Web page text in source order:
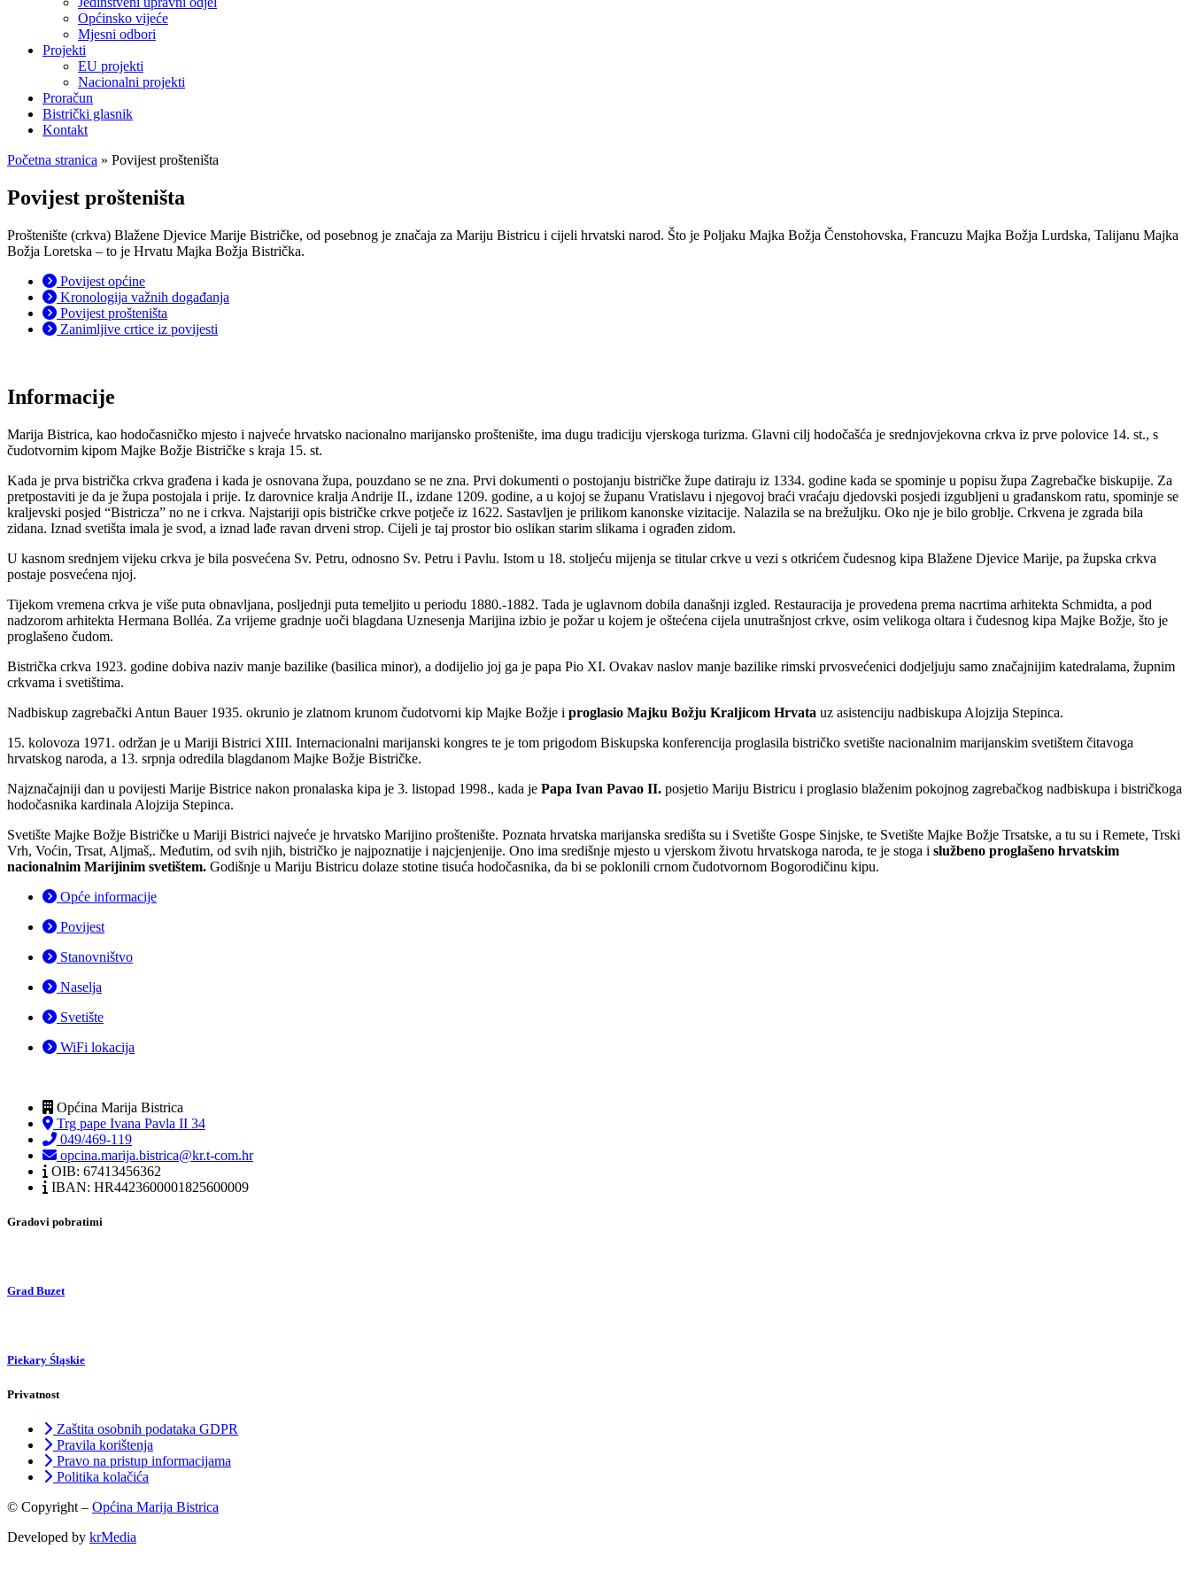
Općinsko vijeće
Mjesni odbori
Projekti
EU projekti
Nacionalni projekti
Proračun
Bistrički glasnik
Kontakt
Početna stranica » Povijest prošteništa
Povijest prošteništa
Proštenište (crkva) Blažene Djevice Marije Bistričke, od posebnog je značaja za Mariju Bistricu i cijeli hrvatski narod. Što je Poljaku Majka Božja Čenstohovska, Francuzu Majka Božja Lurdska, Talijanu Majka
Božja Lo­retska – to je Hrvatu Majka Božja Bistrička.
Povijest općine
Kronologija važnih događanja
Povijest prošteništa
Zanimljive crtice iz povijesti
Informacije
Marija Bistrica, kao hodoča­sničko mjesto i najveće hrvatsko nacionalno marijansko proštenište, ima dugu tradiciju vjerskoga turizma. Glav­ni cilj hodočašća je srednjovjekovna crkva iz prve po­lovice 14. st., s
čudotvornim kipom Majke Božje Bistričke s kraja 15. st.
Kada je prva bistrička crkva građena i kada je osnovana župa, pouzda­no se ne zna. Prvi dokumenti o postojanju bistričke župe datiraju iz 1334. godine kada se spominje u popisu župa Zagrebačke biskupije. Za
pretpo­staviti je da je župa postojala i prije. Iz darovnice kralja Andrije II., izdane 1209. godine, a u kojoj se županu Vratislavu i njegovoj braći vraćaju dje­dovski posjedi izgubljeni u građanskom ratu, spominje se
kraljevski posjed “Bistricza” no ne i crkva. Najstariji opis bistričke crkve potječe iz 1622. Sastavljen je prilikom ka­nonske vizitacije. Nalazila se na brežuljku. Oko nje je bilo groblje. Crkvena je zgrada bila
zidana. Iznad svetišta imala je svod, a iznad lađe ravan drveni strop. Cijeli je taj prostor bio oslikan starim slikama i ograđen zidom.
U kasnom srednjem vijeku crkva je bila posvećena Sv. Petru, odnosno Sv. Petru i Pavlu. Istom u 18. stoljeću mijenja se titular crkve u vezi s otkri­ćem čudesnog kipa Blažene Djevice Marije, pa župska crkva
postaje posve­ćena njoj.
Tijekom vremena crkva je više puta obnavljana, posljednji puta teme­ljito u periodu 1880.-1882. Tada je uglavnom dobila današnji izgled. Restauracija je provedena prema nacrtima arhitekta Schmidta, a pod
nadzorom arhitekta Hermana Bolléa. Za vrijeme gradnje uoči blagdana Uznesenja Marijina izbio je požar u kojem je oštećena cijela unutrašnjost crkve, osim velikoga oltara i čudesnog kipa Majke Božje, što je
proglašeno čudom.
Bistrička crkva 1923. godine dobiva naziv manje bazilike (basilica minor), a dodijelio joj ga je papa Pio XI. Ovakav naslov manje bazilike rimski prvosvećenici dodjeljuju samo značajnijim katedra­lama, župnim
crkvama i svetištima.
Nadbiskup zagrebački Antun Bauer 1935. okrunio je zlatnom krunom čudotvorni kip Majke Božje i proglasio Majku Božju Kraljicom Hrvata uz asistenciju nadbiskupa Alojzija Stepinca.
15. kolovoza 1971. održan je u Mariji Bistrici XIII. Internacionalni marijanski kongres te je tom prigodom Biskupska konferencija proglasila bistričko svetište nacionalnim marijanskim svetištem čitavoga
hrvatskog naroda, a 13. srpnja odredi­la blagdanom Majke Božje Bistričke.
Najznačajniji dan u povijesti Marije Bistrice nakon pronalaska kipa je 3. listopad 1998., kada je Papa Ivan Pavao II. posjetio Mariju Bistricu i proglasio blaženim pokoj­nog zagrebačkog nadbiskupa i bistričkoga
hodočasnika kardinala Alojzija Stepinca.
Svetište Majke Božje Bistričke u Mariji Bistrici najveće je hrvatsko Ma­rijino proštenište. Poznata hrvatska marijanska središta su i Svetište Gospe Sinjske, te Svetište Majke Božje Trsatske, a tu su i Remete, Trski
Vrh, Voćin, Trsat, Aljmaš,. Međutim, od svih njih, bistričko je najpoznatije i najcjenjenije. Ono ima središ­nje mjesto u vjerskom životu hrvatskoga naroda, te je stoga i službeno pro­glašeno hrvatskim
nacionalnim Marijinim svetištem. Godišnje u Mariju Bistricu dolaze stotine tisuća hodočasnika, da bi se poklonili crnom čudotvornom Bogorodičinu kipu.
Opće informacije
Povijest
Stanovništvo
Naselja
Svetište
WiFi lokacija
Općina Marija Bistrica
Trg pape Ivana Pavla II 34
049/469-119
opcina.marija.bistrica@kr.t-com.hr
OIB: 67413456362
IBAN: HR4423600001825600009
Gradovi pobratimi
Grad Buzet
Piekary Śląskie
Privatnost
Zaštita osobnih podataka GDPR
Pravila korištenja
Pravo na pristup informacijama
Politika kolačića
© Copyright – Općina Marija Bistrica
Developed by krMedia